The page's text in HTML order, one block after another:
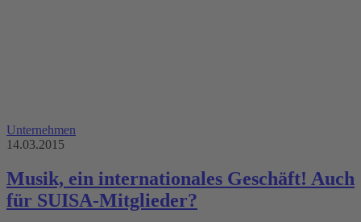
Unternehmen
14.03.2015
Musik, ein internationales Geschäft! Auch
für SUISA-Mitglieder?